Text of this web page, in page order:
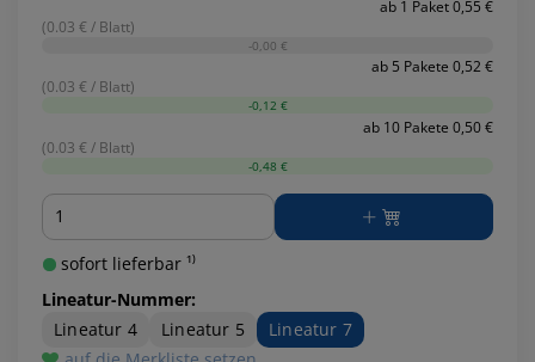
ab 1 Paket 0,55 €
(0.03 € / Blatt)
-0,00 €
ab 5 Pakete 0,52 €
(0.03 € / Blatt)
-0,12 €
ab 10 Pakete 0,50 €
(0.03 € / Blatt)
-0,48 €
Menge
sofort lieferbar ¹⁾
Lineatur-Nummer:
Lineatur 4
Lineatur 5
Lineatur 7